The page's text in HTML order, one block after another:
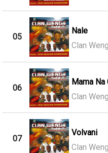
05
Nale
Clan
06
Mama Na
Clan
07
Volvani
Clan